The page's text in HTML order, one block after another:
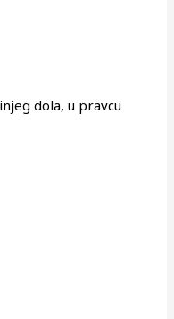
dola, u pravcu